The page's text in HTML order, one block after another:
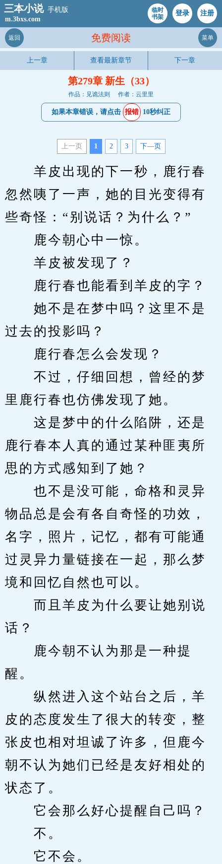
三本小说 手机版
m.3bxs.com
临时
书架
登录 注册
免费阅读
返回 菜单
上一章 查看最新章节 下一章
第279章 新生（33）
作品：见诡法则 作者：云里里
如果本章错误，请点击 报错 10秒纠正
上一页 1 2 3 下—页
羊皮出现的下一秒，鹿行春
忽然咦了一声，她的目光变得有
些奇怪：“别说话？为什么？”
鹿今朝心中一惊。
羊皮被发现了？
鹿行春也能看到羊皮的字？
她不是在梦中吗？这里不是
过去的投影吗？
鹿行春怎么会发现？
不过，仔细回想，曾经的梦
里鹿行春也仿佛发现了她。
这是梦中的什么陷阱，还是
鹿行春本人真的通过某种匪夷所
思的方式感知到了她？
也不是没可能，命格和灵异
物品总是会有各自奇怪的功效，
名字，照片，记忆，都有可能通
过灵异力量链接在一起，那么梦
境和回忆自然也可以。
而且羊皮为什么要让她别说
话？
鹿今朝不认为那是一种提
醒。
纵然进入这个站台之后，羊
皮的态度发生了很大的转变，整
张皮也相对坦诚了许多，但鹿今
朝不认为她们已经是友好相处的
状态了。
它会那么好心提醒自己吗？
不。
它不会。